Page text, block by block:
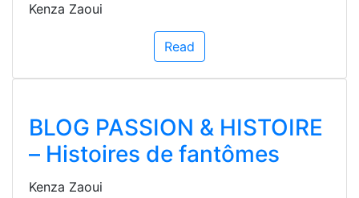
Kenza Zaoui
Read
BLOG PASSION & HISTOIRE
– Histoires de fantômes
Kenza Zaoui